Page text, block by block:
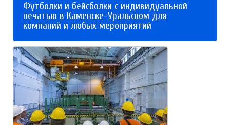
Футболки и бейсболки с индивидуальной
печатью в Каменске-Уральском для
компаний и любых мероприятий